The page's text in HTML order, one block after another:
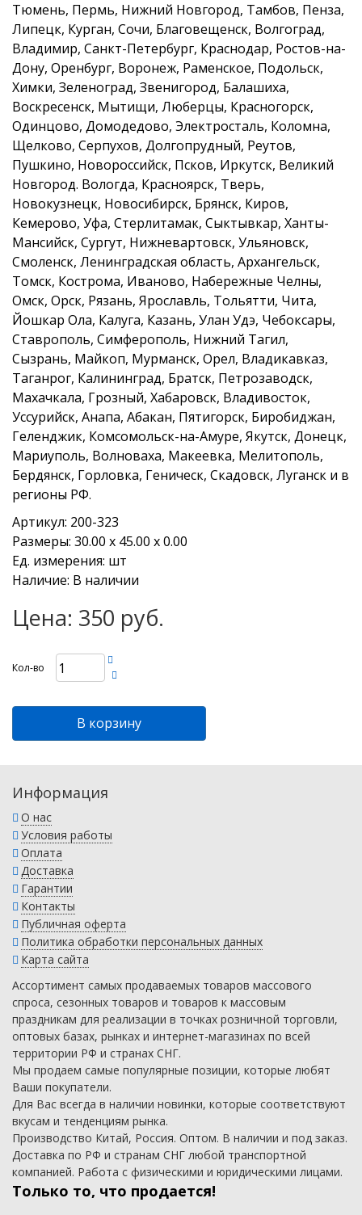
Тюмень, Пермь, Нижний Новгород, Тамбов, Пенза,
Липецк, Курган, Сочи, Благовещенск, Волгоград,
Владимир, Санкт-Петербург, Краснодар, Ростов-на-
Дону, Оренбург, Воронеж, Раменское, Подольск,
Химки, Зеленоград, Звенигород, Балашиха,
Воскресенск, Мытищи, Люберцы, Красногорск,
Одинцово, Домодедово, Электросталь, Коломна,
Щелково, Серпухов, Долгопрудный, Реутов,
Пушкино, Новороссийск, Псков, Иркутск, Великий
Новгород. Вологда, Красноярск, Тверь,
Новокузнецк, Новосибирск, Брянск, Киров,
Кемерово, Уфа, Стерлитамак, Сыктывкар, Ханты-
Мансийск, Сургут, Нижневартовск, Ульяновск,
Смоленск, Ленинградская область, Архангельск,
Томск, Кострома, Иваново, Набережные Челны,
Омск, Орск, Рязань, Ярославль, Тольятти, Чита,
Йошкар Ола, Калуга, Казань, Улан Удэ, Чебоксары,
Ставрополь, Симферополь, Нижний Тагил,
Сызрань, Майкоп, Мурманск, Орел, Владикавказ,
Таганрог, Калининград, Братск, Петрозаводск,
Махачкала, Грозный, Хабаровск, Владивосток,
Уссурийск, Анапа, Абакан, Пятигорск, Биробиджан,
Геленджик, Комсомольск-на-Амуре, Якутск, Донецк,
Мариуполь, Волноваха, Макеевка, Мелитополь,
Бердянск, Горловка, Геническ, Скадовск, Луганск и в
регионы РФ.
Артикул: 200-323
Размеры: 30.00 х 45.00 х 0.00
Ед. измерения: шт
Наличие: В наличии
Цена: 350 руб.
Кол-во
В корзину
Информация
О нас
Условия работы
Оплата
Доставка
Гарантии
Контакты
Публичная оферта
Политика обработки персональных данных
Карта сайта
Ассортимент самых продаваемых товаров массового
спроса, сезонных товаров и товаров к массовым
праздникам для реализации в точках розничной торговли,
оптовых базах, рынках и интернет-магазинах по всей
территории РФ и странах СНГ.
Мы продаем самые популярные позиции, которые любят
Ваши покупатели.
Для Вас всегда в наличии новинки, которые соответствуют
вкусам и тенденциям рынка.
Производство Китай, Россия. Оптом. В наличии и под заказ.
Доставка по РФ и странам СНГ любой транспортной
компанией. Работа с физическими и юридическими лицами.
Только то, что продается!